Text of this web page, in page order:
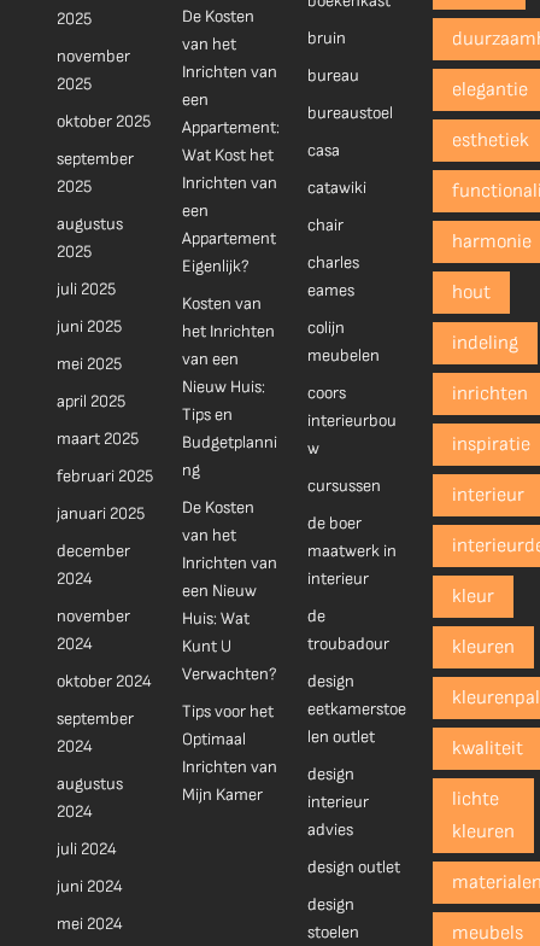
2025
november
2025
oktober 2025
september
2025
augustus
2025
juli 2025
juni 2025
mei 2025
april 2025
maart 2025
februari 2025
januari 2025
december
2024
november
2024
oktober 2024
september
2024
augustus
2024
juli 2024
juni 2024
mei 2024
De Kosten
van het
Inrichten van
een
Appartement:
Wat Kost het
Inrichten van
een
Appartement
Eigenlijk?
Kosten van
het Inrichten
van een
Nieuw Huis:
Tips en
Budgetplanni
ng
De Kosten
van het
Inrichten van
een Nieuw
Huis: Wat
Kunt U
Verwachten?
Tips voor het
Optimaal
Inrichten van
Mijn Kamer
bruin
bureau
bureaustoel
casa
catawiki
chair
charles
eames
colijn
meubelen
coors
interieurbou
w
cursussen
de boer
maatwerk in
interieur
de
troubadour
design
eetkamerstoe
len outlet
design
interieur
advies
design outlet
design
stoelen
elegantie
esthetiek
harmonie
hout
indeling
inrichten
inspiratie
interieur
kleur
kleuren
kwaliteit
lichte
kleuren
meubels